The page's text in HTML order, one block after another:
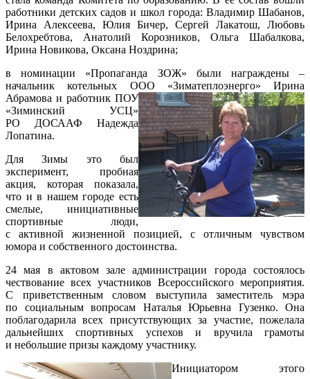
работники детских садов и школ города: Владимир Шабанов,
Ирина Алексеева, Юлия Бичер, Сергей Лакатош, Любовь
Белохребтова, Анатолий Корозников, Ольга Шабалкова,
Ирина Новикова, Оксана Ноздрина;
в номинации «Пропаганда ЗОЖ» были награждены –
начальник котельных ООО «Зиматеплоэнерго» Ирина
Абрамова и работник ПОУ
«Зиминский УСЦ»
РО ДОСААФ Надежда
Лопатина.
Для Зимы это был
эксперимент, пробная
акция, которая показала,
что и в нашем городе есть
смелые, инициативные
спортивные люди,
с активной жизненной позицией, с отличным чувством
юмора и собственного достоинства.
24 мая в актовом зале администрации города состоялось
чествование всех участников Всероссийского мероприятия.
С приветственным словом выступила заместитель мэра
по социальным вопросам Наталья Юрьевна Гузенко. Она
поблагодарила всех присутствующих за участие, пожелала
дальнейших спортивных успехов и вручила грамоты
и небольшие призы каждому участнику.
Инициатором этого